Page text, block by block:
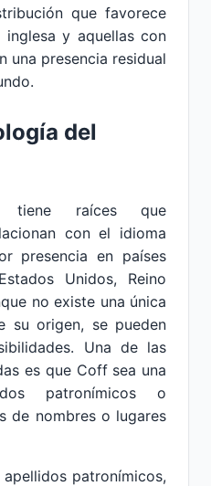
que favorece
y aquellas con
una presencia residual
del
raíces que
con el idioma
presencia en países
Unidos, Reino
no existe una única
su origen, se pueden
Una de las
es que Coff sea una
patronímicos o
de nombres o lugares
patronímicos,